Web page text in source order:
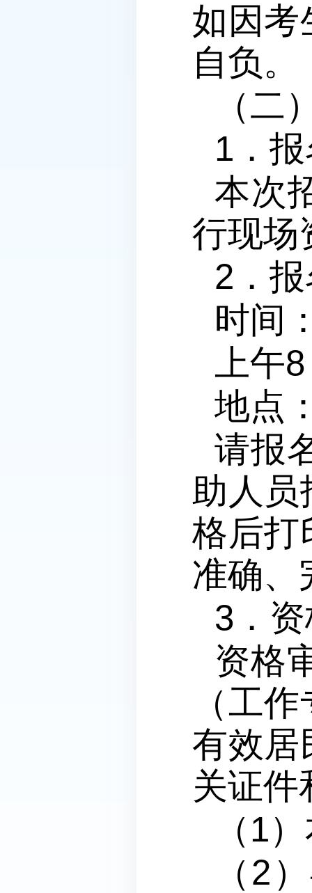
如因考
自负。
（二
1．
本次
行现场
2．
时间
上
地点
请报
助人员
格后打
准确、
3．
资格
（工
有效居
关证件
（1
（2